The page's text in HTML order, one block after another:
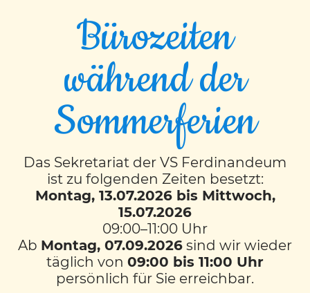
EVENT TIMESLOTS (1)
12:50
KONTAKT
mit musikalischem Schwerpunkt
8010 Graz
0316 872 69 10
0664 60 872 6910
Fax: 0316 872 69 11
Bürozeiten
während der
Sommerferien
Das Sekretariat der VS Ferdinandeum
ist zu folgenden Zeiten besetzt:
Montag, 13.07.2026 bis Mittwoch,
15.07.2026
09:00–11:00 Uhr
Ab Montag, 07.09.2026 sind wir wieder
täglich von 09:00 bis 11:00 Uhr
persönlich für Sie erreichbar.